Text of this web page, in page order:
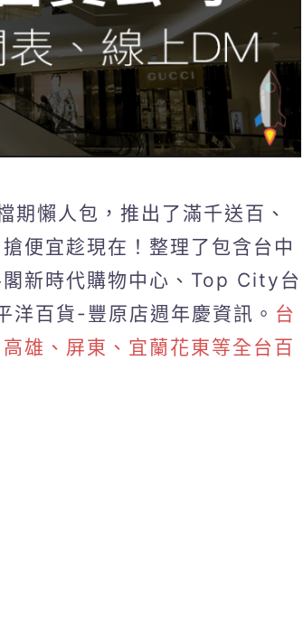
懶人包，推出了滿千送百、
便宜趁現在！整理了包含台中
新時代購物中心、Top City台
洋百貨-豐原店週年慶資訊。 台
雄、屏東、宜蘭花東等全台百